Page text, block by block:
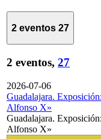
2 eventos 27
2 eventos, 27
2026-07-06
Guadalajara.
Alfonso X»
Guadalajara.
Alfonso X»